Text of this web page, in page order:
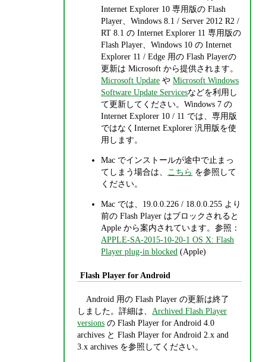
Internet Explorer 10 専用版の Flash
Player、Windows 8.1 / Server 2012 R2 /
RT 8.1 の Internet Explorer 11 専用版の
Flash Player、Windows 10 の Internet
Explorer 11 / Edge 用の Flash Playerの
更新は Microsoft から提供されます。
Microsoft Update やMicrosoft Windows
Software Update Servicesなどを利用し
て更新してください。Windows 7 の
Internet Explorer 10 / 11 では、専用版
ではなくInternet Explorer 汎用版を使
用します。
Mac でインストールが途中で止まっ
てしまう場合は、
こちら を参照して
ください。
Mac では、19.0.0.226 / 18.0.0.255 より
前の Flash Player はブロックされると
Apple から案内されています。参照：
APPLE-SA-2015-10-20-1 OS X: Flash
Player plug-in blocked (Apple)
Flash Player for Android
Android 用の Flash Player の更新は終了
しました。詳細は、 Archived Flash Player
versions の Flash Player for Android 4.0
archives と Flash Player for Android 2.x and
3.x archives を参照してください。